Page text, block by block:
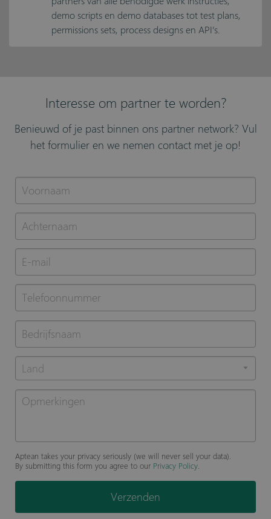
demo scripts en demo databases tot test plans,
permissions sets, process designs en API’s.
Interesse om partner te worden?
Benieuwd of je past binnen ons partner network? Vul
het formulier en we nemen contact met je op!
Aptean takes your privacy seriously (we will never sell your data).
By submitting this form you agree to our Privacy Policy
Verzenden